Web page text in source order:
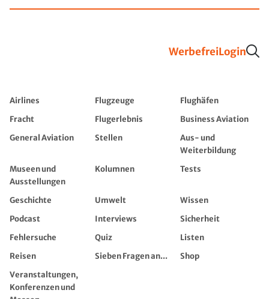
WerbefreiLogin
Airlines Flugzeuge
Flughäfen
Fracht
Flugerlebnis
Business Aviation
General Aviation
Stellen
Aus- und
Weiterbildung
Museen und
Ausstellungen
Kolumnen Tests
Geschichte Umwelt
Wissen
Podcast
Interviews
Sicherheit
Fehlersuche
Quiz
Listen
Reisen
Sieben Fragen an...
Shop
Veranstaltungen,
Konferenzen und